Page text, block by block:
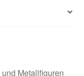
und Metallfiguren